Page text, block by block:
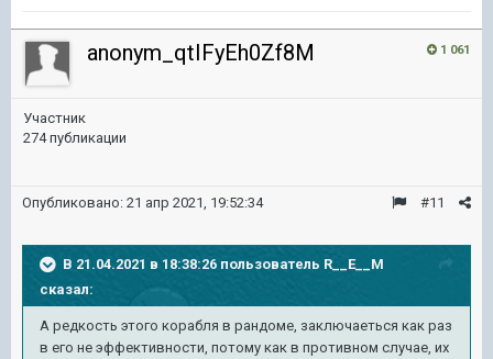
1 061
anonym_qtIFyEh0Zf8M
Участник
274 публикации
#11
Опубликовано: 21 апр 2021, 19:52:34
В 21.04.2021 в 18:38:26 пользователь R__E__M
сказал:
А редкость этого корабля в рандоме, заключаеться как раз
в его не эффективности, потому как в противном случае, их